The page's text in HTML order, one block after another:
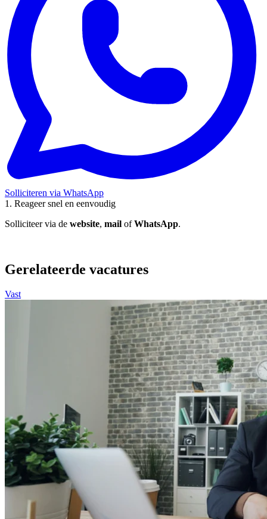
Solliciteren via WhatsApp
1. Reageer snel en eenvoudig
Solliciteer via de website, mail ofWhatsApp.
Gerelateerde vacatures
Vast